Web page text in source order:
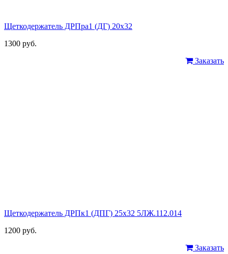
Щеткодержатель ДРПра1 (ДГ) 20х32
1300 руб.
Заказать
Щеткодержатель ДРПк1 (ДПГ) 25х32 5ЛЖ.112.014
1200 руб.
Заказать